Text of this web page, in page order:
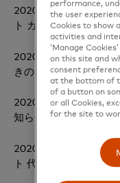
2020/06/18 【重要】
ト カード残高の清算
2020/04/21 【重要】
きのご案内PDF
2020/03/30【お詫び
知らせ
PDF
2020/01/30 【重要】
ト 代理人による再入
performance,
the user
Cookies to show
activities and
‘Manage
on this site and
consent
at the bottom of
of a button on
or all Cookies,
for the site to